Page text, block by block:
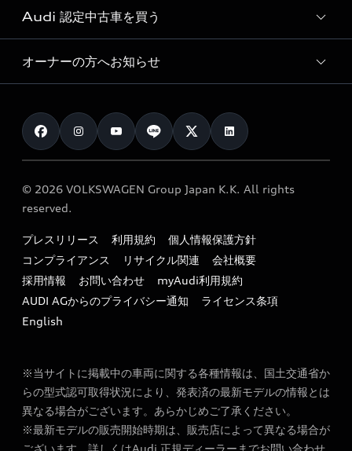
試乗予約
価格シミュレーション
車両比較
カタログ一覧
オンラインショップ
Audi collection
アウディナビアプリ
サービス入庫予約
サービスプログラム
メンテナンス
車検 / 定期点検
e-tronアフターサポート
myAudi
Audi 認定中古車を買う
Audi認定中古車
クオリティ
保証
メンテナンス
ファイナンス
キャンペーン / イベント
買取査定
オーナーの方へお知らせ
お知らせ
オーナー様向けキャンペーン
特定整備適用車一覧
リサイクル法
よくある質問（FAQ）
© 2026 VOLKSWAGEN Group Japan K.K. All rights
reserved.
プレスリリース 利用規約
個人情報保護方針
コンプライアンス
リサイクル関連
会社概要
採用情報
お問い合わせ
myAudi利用規約
AUDI AGからのプライバシー通知
ライセンス条項
English
※当サイトに掲載中の車両に関する各種情報は、国土交通省か
らの型式認可取得状況により、発表済の最新モデルの情報とは
異なる場合がございます。あらかじめご了承ください。
※最新モデルの販売開始時期は、販売店によって異なる場合が
ございます。詳しくはAudi 正規ディーラーまでお問い合わせ